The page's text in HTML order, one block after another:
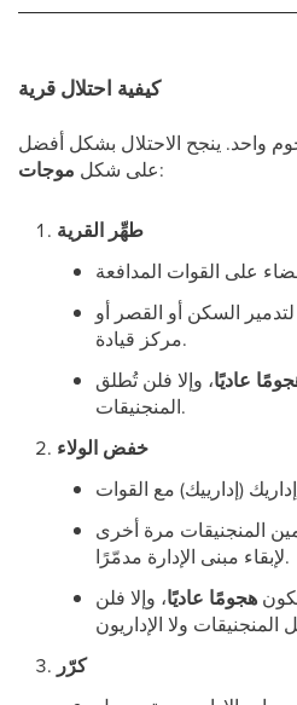
كيفية احتلال قرية
واحد. ينجح الاحتلال بشكل أفضل
على شكل موجات :
طهِّر القرية
السكن أو القصر أو
مركز قيادة.
عاديًا، وإلا فلن تُطلق
المنجنيقات.
خفض الولاء
المنجنيقات مرة أخرى
لإبقاء مبنى الإدارة مدمّرًا.
هجومًا عاديًا، وإلا فلن
كرّر